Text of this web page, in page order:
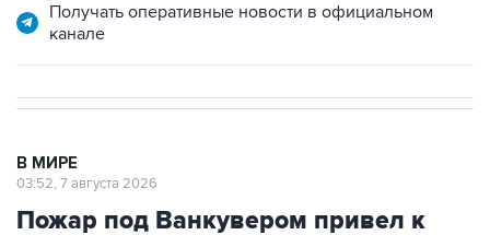
Получать оперативные новости в официальном
канале
В МИРЕ
03:52, 7 августа 2026
Пожар под Ванкувером привел к